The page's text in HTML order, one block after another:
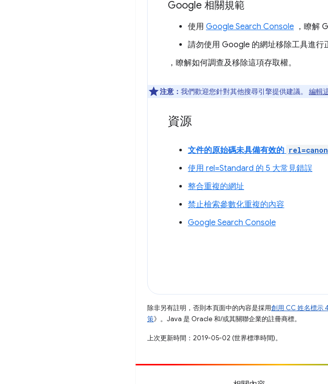
Google 相關規範
使用 Google Search Console ，瞭解
請勿使用 Google 的網址移除工具進行
，瞭解如何調查及移除這項存取權。
注意： 我們歡迎您針對其他搜尋引擎提供建議。 編輯
資源
文件的原始碼未具備有效的
使用 rel=Standard 的 5 大常見錯誤
整合重複的網址
禁止檢索參數化重複的內容
Google Search Console
除非另有註明，否則本頁面中的內容是採用創用 CC 姓名標示
策》。Java 是 Oracle 和/或其關聯企業的註冊商標。
上次更新時間：2019-05-02 (世界標準時間)。